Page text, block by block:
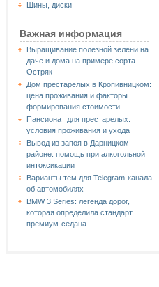
Шины, диски
Важная информация
Выращивание полезной зелени на
даче и дома на примере сорта
Остряк
Дом престарелых в Кропивницком:
цена проживания и факторы
формирования стоимости
Пансионат для престарелых:
условия проживания и ухода
Вывод из запоя в Дарницком
районе: помощь при алкогольной
интоксикации
Варианты тем для Telegram-канала
об автомобилях
BMW 3 Series: легенда дорог,
которая определила стандарт
премиум-седана